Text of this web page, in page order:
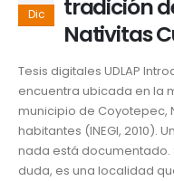
Dic
tradición
Nativitas
Tesis digitales UDLAP
encuentra ubicada en la
municipio de Coyotepec,
habitantes (INEGI, 2010).
nada está documentado.
duda, es una localidad